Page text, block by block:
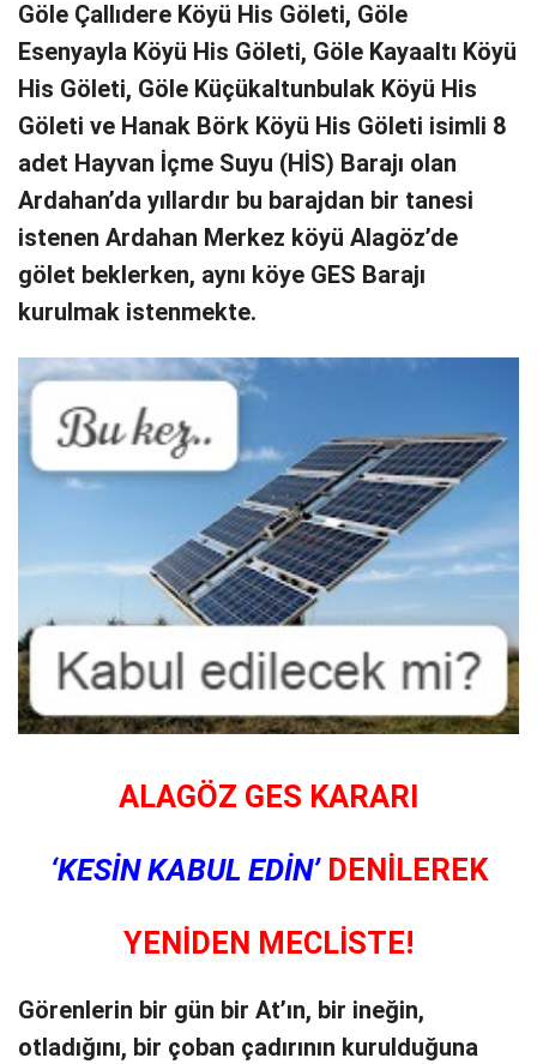
Göle Çallıdere Köyü His Göleti, Göle
Esenyayla Köyü His Göleti, Göle Kayaaltı Köyü
His Göleti, Göle Küçükaltunbulak Köyü His
Göleti ve Hanak Börk Köyü His Göleti isimli 8
adet Hayvan İçme Suyu (HİS) Barajı olan
Ardahan’da yıllardır bu barajdan bir tanesi
istenen Ardahan Merkez köyü Alagöz’de
gölet beklerken, aynı köye GES Barajı
kurulmak istenmekte.
ALAGÖZ GES KARARI
‘KESİN KABUL EDİN’DENİLEREK
YENİDEN MECLİSTE!
Görenlerin bir gün bir At’ın, bir ineğin,
otladığını, bir çoban çadırının kurulduğuna